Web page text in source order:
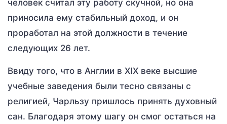
человек считал эту работу скучной, но она
приносила ему стабильный доход, и он
проработал на этой должности в течение
следующих 26 лет.
Ввиду того, что в Англии в XIX веке высшие
учебные заведения были тесно связаны с
религией, Чарльзу пришлось принять духовный
сан. Благодаря этому шагу он смог остаться на